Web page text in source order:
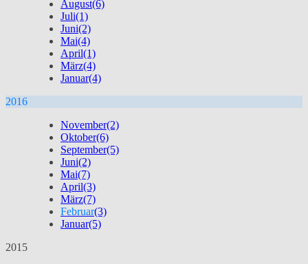
August(6)
Juli(1)
Juni(2)
Mai(4)
April(1)
März(4)
Januar(4)
2016
November(2)
Oktober(6)
September(5)
Juni(2)
Mai(7)
April(3)
März(7)
Februar(3)
Januar(5)
2015